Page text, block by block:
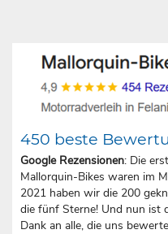
450 beste
Google Rezensionen: Die
Mallorquin-Bikes waren im
2021 haben wir die 200
die fünf Sterne! Und nun ist
Dank an alle, die uns